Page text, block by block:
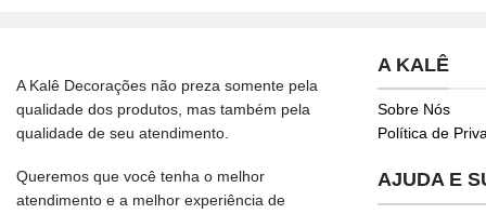
A Kalê Decorações não preza somente pela
qualidade dos produtos, mas também pela
qualidade de seu atendimento.
Queremos que você tenha o melhor
atendimento e a melhor experiência de
A KALÊ
Sobre Nós
Política de
AJUDA E